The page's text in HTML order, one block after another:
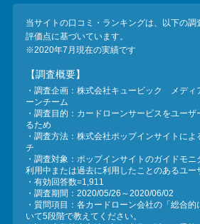
当サイトの口コミ・ランキングは、以下の調
評価点に基づいています。
※2020年7月現在の実績です
【調査概要】
・調査企画：株式会社キュービック メデ
ーンチーム
・調査目的：カードローンサービスをユー
るため
・調査方法：株式会社ポップインサイトに
チ
・調査対象：ポップインサイトのガイドモ
利用中または過去に利用したことのあるユー
・有効回答数=1,911
・調査期間：2020/05/26～2020/06/02
・質問項目：各カードローン会社の「総合
いて5段階で教えてください。